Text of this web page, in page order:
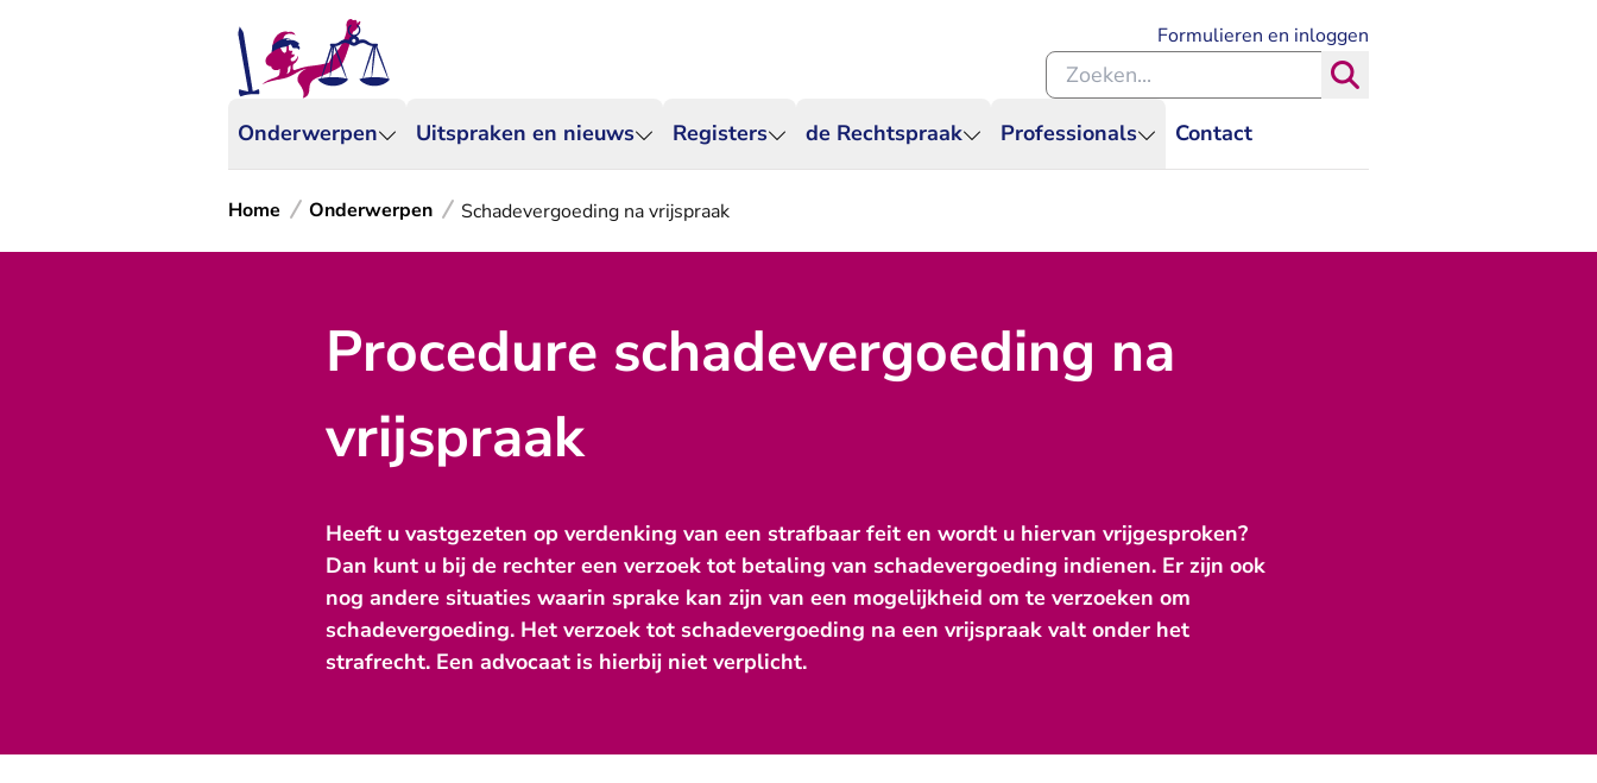
Onderwerpen Uitspraken en nieuws Registers de Rechtspraak Professionals Contact
Formulieren en inloggen
Zoeken binnen de Rechtspraak
Home Onderwerpen Schadevergoeding na vrijspraak
Procedure schadevergoeding na
vrijspraak
Heeft u vastgezeten op verdenking van een strafbaar feit en wordt u hiervan vrijgesproken?
Dan kunt u bij de rechter een verzoek tot betaling van schadevergoeding indienen. Er zijn ook
nog andere situaties waarin sprake kan zijn van een mogelijkheid om te verzoeken om
schadevergoeding. Het verzoek tot schadevergoeding na een vrijspraak valt onder het
strafrecht. Een advocaat is hierbij niet verplicht.